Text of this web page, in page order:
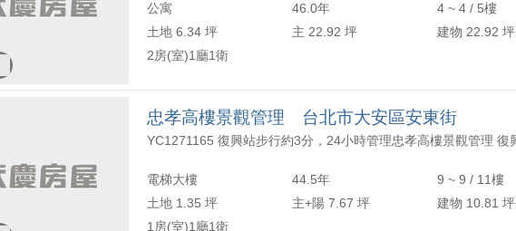
公寓 46.0年
4 ~ 4 / 5樓
土地 6.34 坪
主 22.92 坪
建物 22.92 坪
2房(室)1廳1衛
忠孝高樓景觀管理 台北市大安區安東街
電梯大樓 44.5年
9 ~ 9 / 11樓
土地 1.35 坪
主+陽 7.67 坪
建物 10.81 坪
1房(室)1廳1衛